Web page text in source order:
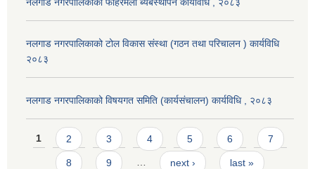
नलगाड नगरपालिकाको टोल विकास संस्था (गठन तथा परिचालन ) कार्यविधि
२०८३
नलगाड नगरपालिकाको विषयगत समिति (कार्यसंचालन) कार्यविधि , २०८३
Pages
1 2 3 4 5 6 7
8 9 … next › last »